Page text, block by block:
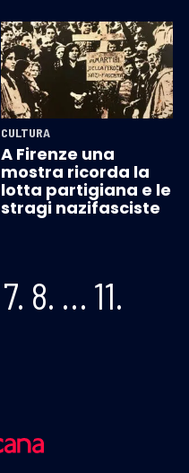
CULTURA
A Firenze una
mostra ricorda la
lotta partigiana e le
stragi nazifasciste
7. 8. … 11.